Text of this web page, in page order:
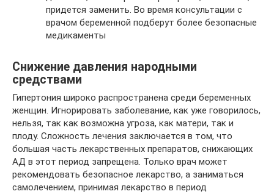
придется заменить. Во время консультации с
врачом беременной подберут более безопасные
медикаменты
Снижение давления народными
средствами
Гипертония широко распространена среди беременных
женщин. Игнорировать заболевание, как уже говорилось,
нельзя, так как возможна угроза, как матери, так и
плоду. Сложность лечения заключается в том, что
большая часть лекарственных препаратов, снижающих
АД в этот период запрещена. Только врач может
рекомендовать безопасное лекарство, а заниматься
самолечением, принимая лекарство в период